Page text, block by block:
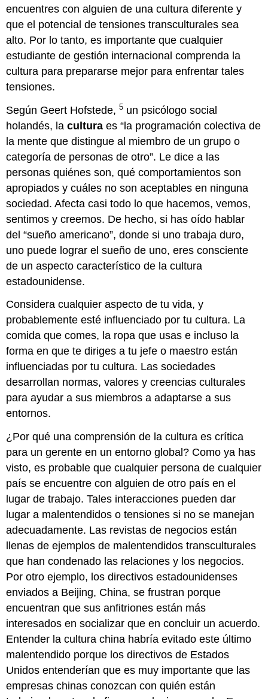
encuentres con alguien de una cultura diferente y
que el potencial de tensiones transculturales sea
alto. Por lo tanto, es importante que cualquier
estudiante de gestión internacional comprenda la
cultura para prepararse mejor para enfrentar tales
tensiones.
Según Geert Hofstede,5 un psicólogo social
holandés, lacultura es “la programación colectiva de
la mente que distingue al miembro de un grupo o
categoría de personas de otro”. Le dice a las
personas quiénes son, qué comportamientos son
apropiados y cuáles no son aceptables en ninguna
sociedad. Afecta casi todo lo que hacemos, vemos,
sentimos y creemos. De hecho, si has oído hablar
del “sueño americano”, donde si uno trabaja duro,
uno puede lograr el sueño de uno, eres consciente
de un aspecto característico de la cultura
estadounidense.
Considera cualquier aspecto de tu vida, y
probablemente esté influenciado por tu cultura. La
comida que comes, la ropa que usas e incluso la
forma en que te diriges a tu jefe o maestro están
influenciadas por tu cultura. Las sociedades
desarrollan normas, valores y creencias culturales
para ayudar a sus miembros a adaptarse a sus
entornos.
¿Por qué una comprensión de la cultura es crítica
para un gerente en un entorno global? Como ya has
visto, es probable que cualquier persona de cualquier
país se encuentre con alguien de otro país en el
lugar de trabajo. Tales interacciones pueden dar
lugar a malentendidos o tensiones si no se manejan
adecuadamente. Las revistas de negocios están
llenas de ejemplos de malentendidos transculturales
que han condenado las relaciones y los negocios.
Por otro ejemplo, los directivos estadounidenses
enviados a Beijing, China, se frustran porque
encuentran que sus anfitriones están más
interesados en socializar que en concluir un acuerdo.
Entender la cultura china habría evitado este último
malentendido porque los directivos de Estados
Unidos entenderían que es muy importante que las
empresas chinas conozcan con quién están